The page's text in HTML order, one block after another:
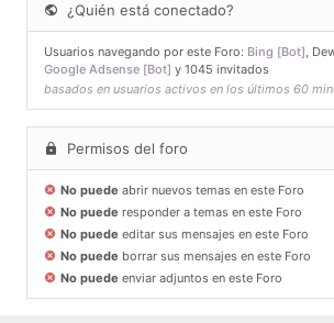
¿Quién está conectado?
Usuarios navegando por este Foro: Bing [Bot],
Google Adsense [Bot] y 1045 invitados
basados en usuarios activos en los últimos 60
Permisos del foro
No puede abrir nuevos temas en este Foro
No puede responder a temas en este Foro
No puede editar sus mensajes en este Foro
No puede borrar sus mensajes en este Foro
No puede enviar adjuntos en este Foro